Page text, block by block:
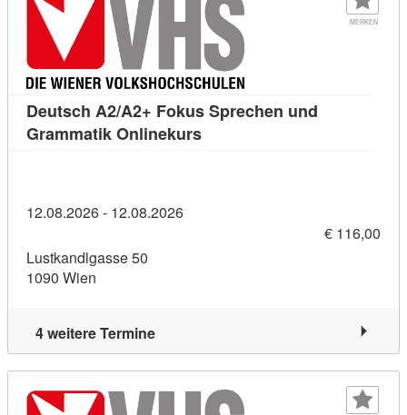
MERKEN
Deutsch A2/A2+ Fokus Sprechen und
Grammatik OnlinekursKursdetail: Deutsch A2/A2+
12.08.2026 - 12.08.2026
€ 116,00
Lustkandlgasse 50
1090 Wien
4 weitere Termine